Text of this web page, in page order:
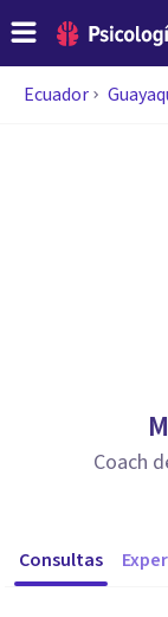
Ecuador
Coach
Consultas